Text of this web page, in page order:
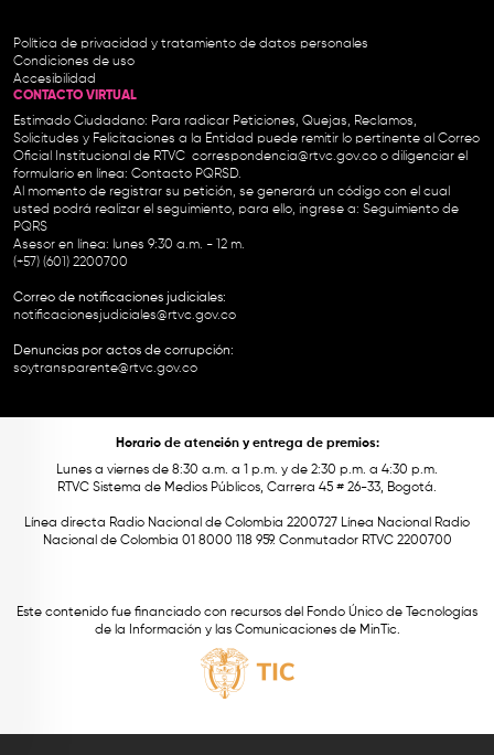
Política de privacidad y tratamiento de datos personales
Condiciones de uso
Accesibilidad
CONTACTO VIRTUAL
Estimado Ciudadano: Para radicar Peticiones, Quejas, Reclamos,
Solicitudes y Felicitaciones a la Entidad puede remitir lo pertinente al Correo
Oficial Institucional de RTVC correspondencia@rtvc.gov.co o diligenciar el
formulario en línea: Contacto PQRSD.
Al momento de registrar su petición, se generará un código con el cual
usted podrá realizar el seguimiento, para ello, ingrese a: Seguimiento de
PQRS
Asesor en línea: lunes 9:30 a.m. - 12 m.
(+57) (601) 2200700
Correo de notificaciones judiciales:
notificacionesjudiciales@rtvc.gov.co
Denuncias por actos de corrupción:
soytransparente@rtvc.gov.co
Horario de atención y entrega de premios:
Lunes a viernes de 8:30 a.m. a 1 p.m. y de 2:30 p.m. a 4:30 p.m.
RTVC Sistema de Medios Públicos, Carrera 45 # 26-33, Bogotá.
Línea directa Radio Nacional de Colombia 2200727 Línea Nacional Radio
Nacional de Colombia 01 8000 118 959. Conmutador RTVC 2200700
Este contenido fue financiado con recursos del Fondo Único de Tecnologías
de la Información y las Comunicaciones de MinTic.